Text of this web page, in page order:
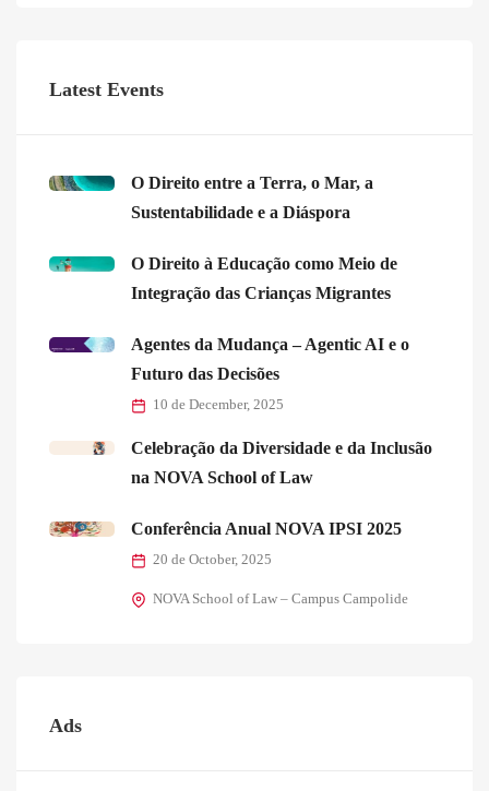
Latest Events
O Direito entre a Terra, o Mar, a
Sustentabilidade e a Diáspora
O Direito à Educação como Meio de
Integração das Crianças Migrantes
Agentes da Mudança – Agentic AI e o
Futuro das Decisões
10 de December, 2025
Celebração da Diversidade e da Inclusão
na NOVA School of Law
Conferência Anual NOVA IPSI 2025
20 de October, 2025
NOVA School of Law – Campus Campolide
Ads